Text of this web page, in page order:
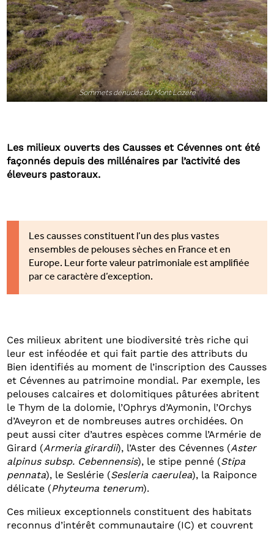
Sommets dénudés du Mont Lozère
Les milieux ouverts des Causses et Cévennes ont été
façonnés depuis des millénaires par l’activité des
éleveurs pastoraux.
Les causses constituent l’un des plus vastes
ensembles de pelouses sèches en France et en
Europe. Leur forte valeur patrimoniale est amplifiée
par ce caractère d’exception.
Ces milieux abritent une biodiversité très riche qui
leur est inféodée et qui fait partie des attributs du
Bien identifiés au moment de l’inscription des Causses
et Cévennes au patrimoine mondial. Par exemple, les
pelouses calcaires et dolomitiques pâturées abritent
le Thym de la dolomie, l’Ophrys d’Aymonin, l’Orchys
d’Aveyron et de nombreuses autres orchidées. On
peut aussi citer d’autres espèces comme l’Armérie de
Girard (Armeria girardii), l’Aster des Cévennes (Aster
alpinus subsp. Cebennensis), le stipe penné (Stipa
pennata), le Seslérie (Sesleria caerulea), la Raiponce
délicate (Phyteuma tenerum).
Ces milieux exceptionnels constituent des habitats
reconnus d’intérêt communautaire (IC) et couvrent